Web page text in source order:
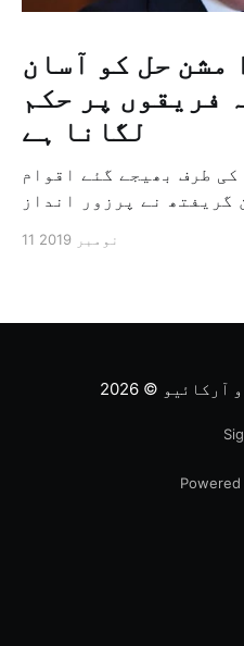
مشن حل کو آسان
فریقوں پر حکم
لگانا ہے
طرف بھیجے گئے اقوام
گریفتھ نے پرزور انداز
کرنے کے لئے ایک
11 نومبر 2019
آرکائیو © 2026